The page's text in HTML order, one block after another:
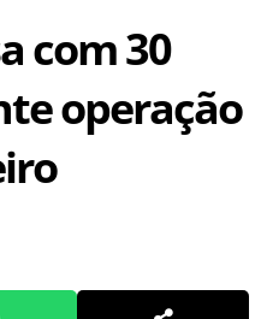
com 30
operação